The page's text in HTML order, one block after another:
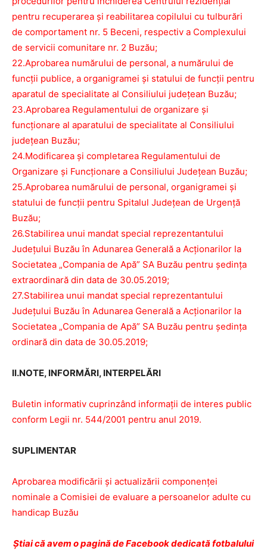
pentru recuperarea și reabilitarea copilului cu tulburări
de comportament nr. 5 Beceni, respectiv a Complexului
de servicii comunitare nr. 2 Buzău;
22.Aprobarea numărului de personal, a numărului de
funcţii publice, a organigramei şi statului de funcţii pentru
aparatul de specialitate al Consiliului judeţean Buzău;
23.Aprobarea Regulamentului de organizare şi
funcţionare al aparatului de specialitate al Consiliului
judeţean Buzău;
24.Modificarea și completarea Regulamentului de
Organizare și Funcționare a Consiliului Județean Buzău;
25.Aprobarea numărului de personal, organigramei şi
statului de funcţii pentru Spitalul Judeţean de Urgenţă
Buzău;
26.Stabilirea unui mandat special reprezentantului
Județului Buzău în Adunarea Generală a Acționarilor la
Societatea „Compania de Apă” SA Buzău pentru ședința
extraordinară din data de 30.05.2019;
27.Stabilirea unui mandat special reprezentantului
Județului Buzău în Adunarea Generală a Acționarilor la
Societatea „Compania de Apă” SA Buzău pentru ședința
ordinară din data de 30.05.2019;
II.NOTE, INFORMĂRI, INTERPELĂRI
Buletin informativ cuprinzând informații de interes public
conform Legii nr. 544/2001 pentru anul 2019.
SUPLIMENTAR
Aprobarea modificării și actualizării componenței
nominale a Comisiei de evaluare a persoanelor adulte cu
handicap Buzău
Ştiai că avem o pagină de Facebook dedicată fotbalului